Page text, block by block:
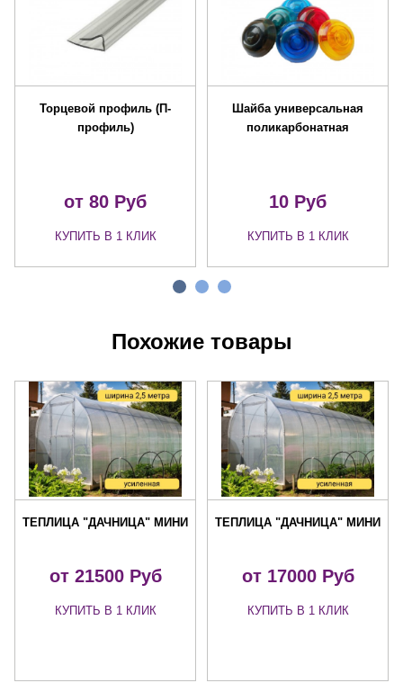
Торцевой профиль (П-
профиль)
от 80 Руб
КУПИТЬ В 1 КЛИК
Шайба универсальная
поликарбонатная
10 Руб
КУПИТЬ В 1 КЛИК
Похожие товары
ТЕПЛИЦА "ДАЧНИЦА" МИНИ
от 21500 Руб
КУПИТЬ В 1 КЛИК
ТЕПЛИЦА "ДАЧНИЦА" МИНИ
от 17000 Руб
КУПИТЬ В 1 КЛИК